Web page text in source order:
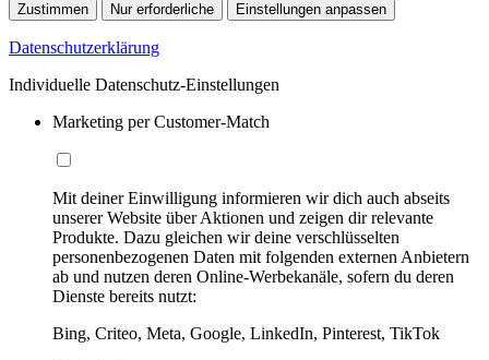
Zustimmen Nur erforderliche Einstellungen anpassen
Datenschutzerklärung
Individuelle Datenschutz-Einstellungen
Marketing per Customer-Match
Mit deiner Einwilligung informieren wir dich auch abseits
unserer Website über Aktionen und zeigen dir relevante
Produkte. Dazu gleichen wir deine verschlüsselten
personenbezogenen Daten mit folgenden externen Anbietern
ab und nutzen deren Online-Werbekanäle, sofern du deren
Dienste bereits nutzt:
Bing, Criteo, Meta, Google, LinkedIn, Pinterest, TikTok